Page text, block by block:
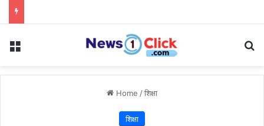
Menu
Home /शिक्षा
शिक्षा